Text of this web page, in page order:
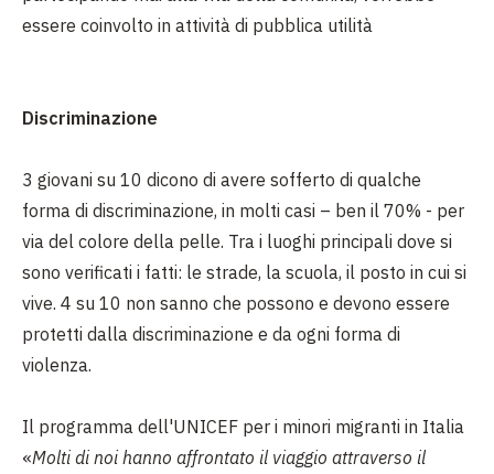
essere coinvolto in attività di pubblica utilità
Discriminazione
3 giovani su 10 dicono di avere sofferto di qualche
forma di discriminazione, in molti casi – ben il 70% - per
via del colore della pelle. Tra i luoghi principali dove si
sono verificati i fatti: le strade, la scuola, il posto in cui si
vive. 4 su 10 non sanno che possono e devono essere
protetti dalla discriminazione e da ogni forma di
violenza.
Il programma dell'UNICEF per i minori migranti in Italia
«Molti di noi hanno affrontato il viaggio attraverso il